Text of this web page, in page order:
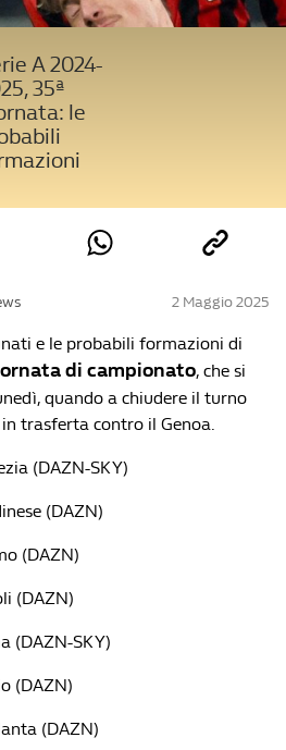
A 2024-
35ª
le
2 Maggio 2025
e le probabili formazioni di
di campionato, che si
quando a chiudere il turno
trasferta contro il Genoa.
(DAZN-SKY)
(DAZN)
(DAZN)
(DAZN)
(DAZN-SKY)
(DAZN)
(DAZN)